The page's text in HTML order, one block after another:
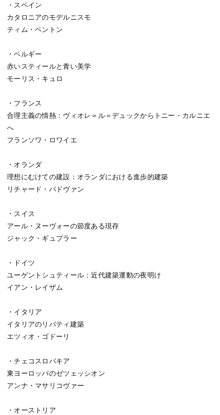
・スペイン
カタロニアのモデルニスモ
ティム・ベントン
・ベルギー
赤いスティールと青い美学
モーリス・キュロ
・フランス
合理主義の情熱：ヴィオレ＝ル＝デュックからトニー・カルニエ
へ
フランソワ・ロワイエ
・オランダ
理想にむけての建設：オランダにおける進歩的建築
リチャード・パドヴァン
・スイス
アール・ヌーヴォーの節度ある現存
ジャック・ギュプラー
・ドイツ
ユーゲントシュティール：近代建築運動の夜明け
イアン・レイザム
・イタリア
イタリアのリバティ建築
エツィオ・ゴドーリ
・チェコスロバキア
東ヨーロッパのゼツェッシオン
アンナ・マサリコヴァー
・オーストリア